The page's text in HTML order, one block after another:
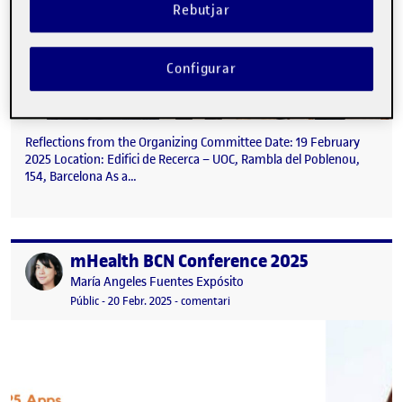
Reflections from the Organizing Committee Date: 19 February
2025 Location: Edifici de Recerca – UOC, Rambla del Poblenou,
154, Barcelona As a…
Publicat permHealth BCN Conference 2025
Publicat per
María Angeles Fuentes Expósito
Visibilitat:
Públic-Data de publicació
20 Febr. 202514 març, 2025 3:59 pm
-comentariel mHealth BCN Conference 2025
Rebutjar
Configurar